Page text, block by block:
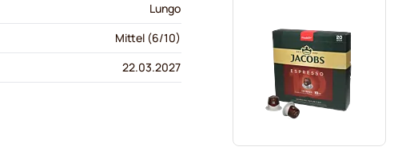
Lungo
Mittel (6/10)
22.03.2027